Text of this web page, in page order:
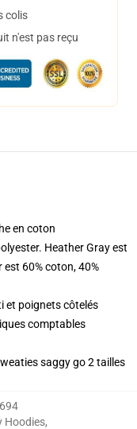
colis
n'est pas reçu
en coton
Heather Gray est
60% coton, 40%
et poignets côtelés
comptables
saggy go 2 tailles
Hoodies,